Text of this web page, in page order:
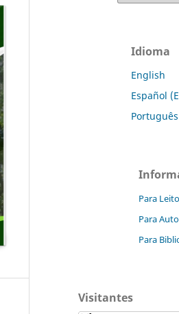
Idioma
English
Español
Para
Para
Para
Visitantes